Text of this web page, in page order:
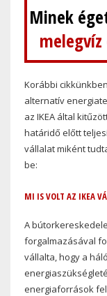
Minek
Korábbi
alternatív
az IKEA által
határidő előtt
vállalat miként
be:
MI IS VOLT AZ IKEA
A
forgalmazásával
vállalta, hogy a
energiaforrások